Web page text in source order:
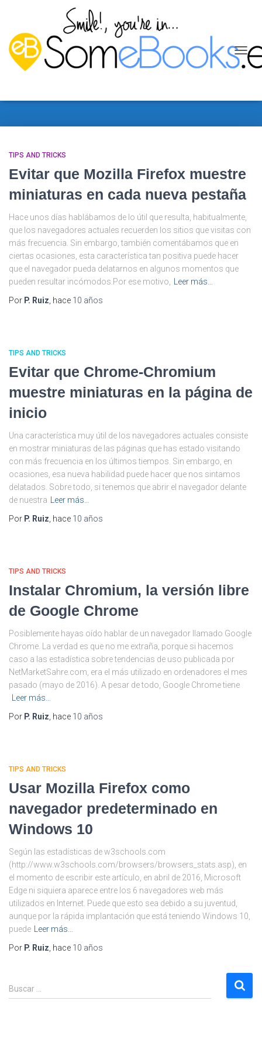
MODO
TIPS AND TRICKS
Evitar que Mozilla Firefox muestre
miniaturas en cada nueva pestaña
Hace unos días hablábamos de lo útil que resulta, habitualmente,
que los navegadores actuales recuerden los sitios que visitas con
más frecuencia. Sin embargo, también comentábamos que en
ciertas ocasiones, esta característica tan positiva puede hacer
que el navegador pueda delatarnos en algunos momentos que
pueden resultar incómodos.Por ese motivo,
Leer más…
Por P. Ruiz , hace 10 años
TIPS AND TRICKS
Evitar que Chrome-Chromium
muestre miniaturas en la página de
inicio
Una característica muy útil de los navegadores actuales consiste
en mostrar miniaturas de las páginas que has estado visitando
con más frecuencia en los últimos tiempos. Sin embargo, en
ocasiones, esa nueva habilidad puede hacer que nos sintamos
delatados. Sobre todo, si tenemos que abrir el navegador delante
de nuestra
Leer más…
Por P. Ruiz , hace 10 años
TIPS AND TRICKS
Instalar Chromium, la versión libre
de Google Chrome
Posiblemente hayas oído hablar de un navegador llamado Google
Chrome. La verdad es que no me extraña, porque si hacemos
caso a las estadística sobre tendencias de uso publicada por
NetMarketSahre.com, era el más utilizado en ordenadores el mes
pasado (mayo de 2016). A pesar de todo, Google Chrome tiene
Leer más…
Por P. Ruiz , hace 10 años
TIPS AND TRICKS
Usar Mozilla Firefox como
navegador predeterminado en
Windows 10
Según las estadísticas de w3schools.com
(http://www.w3schools.com/browsers/browsers_stats.asp), en
el momento de escribir este artículo, en abril de 2016, Microsoft
Edge ni siquiera aparece entre los 6 navegadores web más
utilizados en Internet. Puede que esto sea debido a su juventud,
aunque por la rápida implantación que está teniendo Windows 10,
puede
Leer más…
Por P. Ruiz , hace 10 años
B
u
Buscar …